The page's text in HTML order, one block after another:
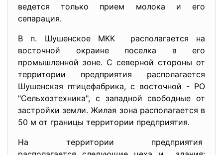
ведется только прием молока и его
сепарация.
В п. Шушенское МКК располагается на
восточной окраине поселка в его
промышленной зоне. С северной стороны от
территории предприятия располагается
Шушенская птицефабрика, с восточной - РО
"Сельхозтехника", с западной свободные от
застройки земли. Жилая зона располагается в
50 м от границы территории предприятия.
На территории предприятия